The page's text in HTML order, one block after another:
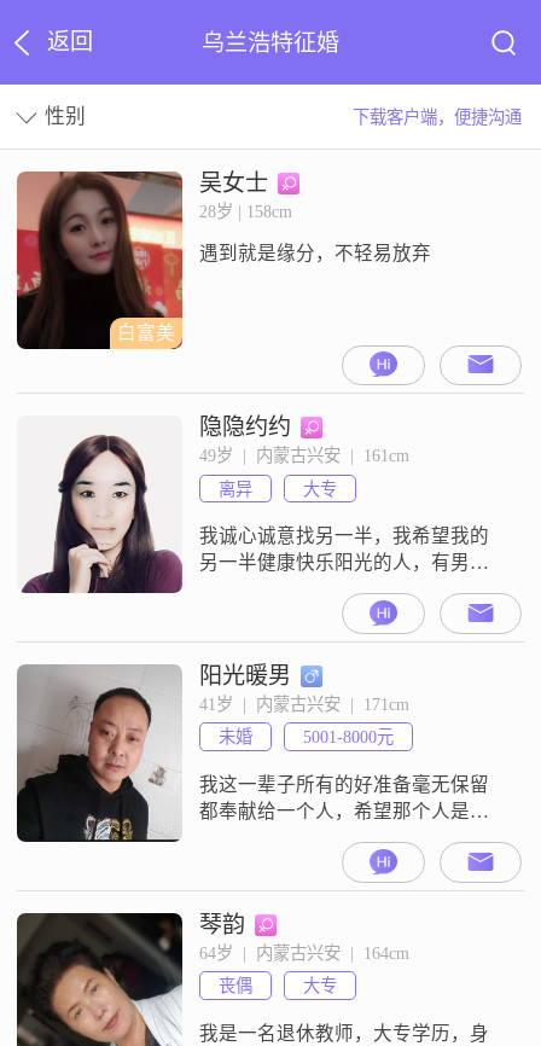
返回 乌兰浩特征婚
性别 下载客户端，便捷沟通
白富美
吴女士
28岁 | 158cm
遇到就是缘分，不轻易放弃
隐隐约约
49岁  |  内蒙古兴安  |  161cm
离异
大专
我诚心诚意找另一半，我希望我的
另一半健康快乐阳光的人，有男人
气质，有眼缘，对家人有爱心有包
容心有责任心，对感情专一、诚心
诚意诚实的人，能互相理解沟通，
性格合得来。 远方的和做传销直
销、保险的、投资理财玩股票的不
要加我了。 请谅解！ 非诚勿扰！
阳光暖男
41岁  |  内蒙古兴安  |  171cm
未婚
5001-8000元
我这一辈子所有的好准备毫无保留
都奉献给一个人，希望那个人是
琴韵
64岁  |  内蒙古兴安  |  164cm
丧偶
大专
我是一名退休教师，大专学历，身